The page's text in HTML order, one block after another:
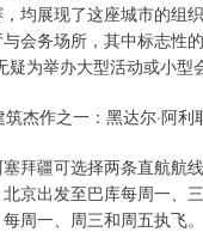
均展现了这座城市的组
会务场所，其中标志性
为举办大型活动或小型
杰作之一：黑达尔·阿利
拜疆可选择两条直航
京出发至巴库每周一、
周一、周三和周五执飞。